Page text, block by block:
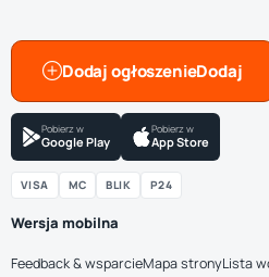
Dodaj ogłoszenie
Pobierz w
Google Play
Pobierz w
App Store
VISA MC BLIK P24
Wersja mobilna
Feedback & wsparcieMapa stronyLista